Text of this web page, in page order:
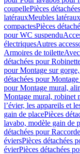
coupellePièces
latérauxMeubles
compactesPièces
pour WC suspendu
électriquesAutres
Armoires de toilette
détachées pour
pour Montage sur
détachées pour
pour Montage mural,
Montage mural, robinet
l’évier, les appareils et
gain de placePièces
lavabo, modèle gain de
détachées pour
éviersPièces détachées
évierPièces détachées